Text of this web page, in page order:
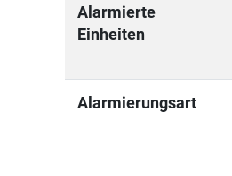
Alarmierte
Einheiten
Alarmierungsart